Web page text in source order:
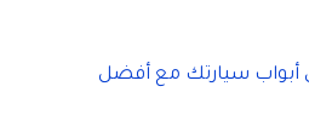
أبواب سيارتك مع أفضل